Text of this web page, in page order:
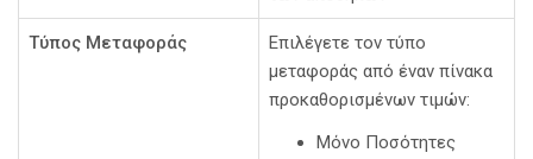
Τύπος Μεταφοράς
Επιλέγετε τον τύπο
μεταφοράς από έναν πίνακα
προκαθορισμένων τιμών:
Μόνο Ποσότητες